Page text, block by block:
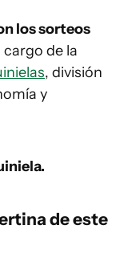
los sorteos
cargo de la
, división
y
de este